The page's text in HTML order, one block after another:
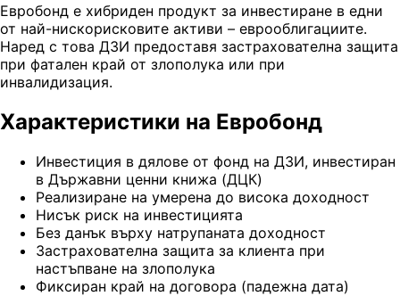
Евробонд е хибриден продукт за инвестиране в едни
от най-нискорисковите активи – еврооблигациите.
Наред с това ДЗИ предоставя застрахователна защита
при фатален край от злополука или при
инвалидизация.
Характеристики на Евробонд
Инвестиция в дялове от фонд на ДЗИ, инвестиран
в Държавни ценни книжа (ДЦК)
Реализиране на умерена до висока доходност
Нисък риск на инвестицията
Без данък върху натрупаната доходност
Застрахователна защита за клиента при
настъпване на злополука
Фиксиран край на договора (падежна дата)